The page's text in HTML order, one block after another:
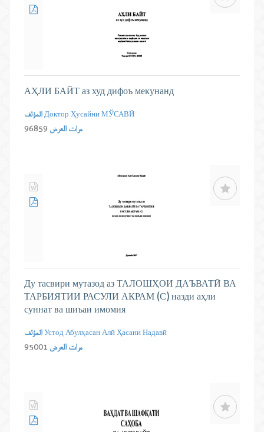
АҲЛИ БАЙТ аз худ дифоъ мекунанд
Доктор Ҳусайни МЎСАВӢ
مرات العرض 96859
Ду тасвири мутазод аз ТАЛОШҲОИ ДАЪВАТӢ ВА
ТАРБИЯТИИ РАСУЛИ АКРАМ (С) назди аҳли
суннат ва шиъаи имомия
Устод Абулҳасан Алӣ Ҳасани Надавӣ
مرات العرض 95001